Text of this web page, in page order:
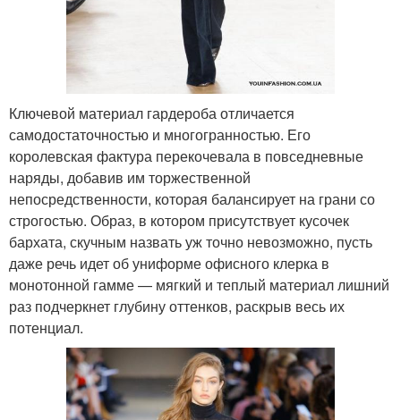
Ключевой материал гардероба отличается
самодостаточностью и многогранностью. Его
королевская фактура перекочевала в повседневные
наряды, добавив им торжественной
непосредственности, которая балансирует на грани со
строгостью. Образ, в котором присутствует кусочек
бархата, скучным назвать уж точно невозможно, пусть
даже речь идет об униформе офисного клерка в
монотонной гамме — мягкий и теплый материал лишний
раз подчеркнет глубину оттенков, раскрыв весь их
потенциал.